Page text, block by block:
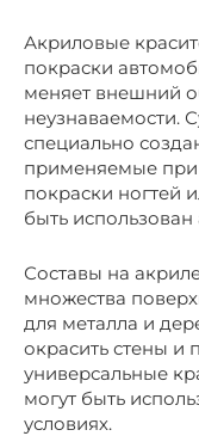
Акриловые
покраски
меняет внешний
неузнаваемости.
специально
применяемые при
покраски ногтей
быть
Составы на
множества
для металла и
окрасить стены и
универсальные
могут быть
условиях.